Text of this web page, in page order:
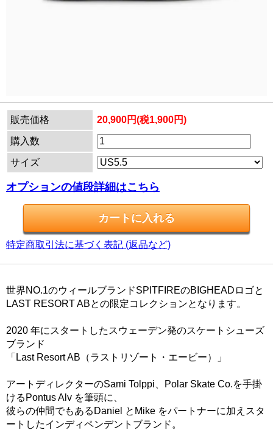
販売価格 20,900円(税1,900円)
購入数
サイズ
オプションの値段詳細はこちら
特定商取引法に基づく表記 (返品など)
世界NO.1のウィールブランドSPITFIREのBIGHEADロゴと
LAST RESORT ABとの限定コレクションとなります。
2020 年にスタートしたスウェーデン発のスケートシューズ
ブランド
「Last Resort AB（ラストリゾート・エービー）」
アートディレクターのSami Tolppi、Polar Skate Co.を手掛
けるPontus Alv を筆頭に、
彼らの仲間でもあるDaniel とMike をパートナーに加えスタ
ートしたインディペンデントブランド。